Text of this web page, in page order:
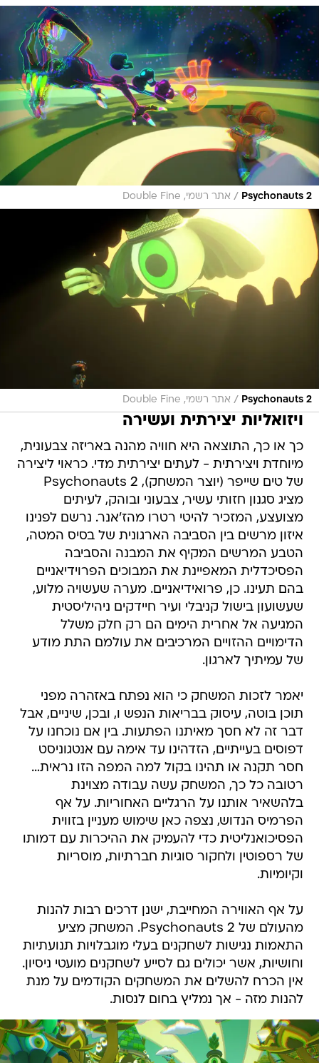
Psychonauts 2
/ אתר רשמי, Double Fine
Psychonauts 2
/ אתר רשמי, Double Fine
ויזואליות יצירתית ועשירה
כך או כך, התוצאה היא חוויה מהנה באריזה צבעונית,
מיוחדת ויצירתית - לעתים יצירתית מדי. כראוי ליצירה
של טים שייפר (יוצר המשחק), Psychonauts 2
מציג סגנון חזותי עשיר, צבעוני ובוהק, לעיתים
מצועצע, המזכיר להיטי רטרו מהז'אנר. נרשם לפנינו
איזון מרשים בין הסביבה הארגונית של בסיס המטה,
הטבע המרשים המקיף את המבנה והסביבה
הפסיכדלית המאפיינת את המבוכים הפרוידיאניים
בהם תעינו. כן, פרואידיאניים. מערה שעשויה מלוע,
שעשועון בישול קניבלי ועיר חיידקים ניהיליסטית
המגיעה אל אחרית הימים הם רק חלק משלל
הדימויים ההזויים המרכיבים את עולמם התת מודע
של עמיתיך לארגון.
יאמר לזכות המשחק כי הוא נפתח באזהרה מפני
תוכן בוטה, עיסוק בבריאות הנפש ו, ובכן, שיניים, אבל
דבר זה לא חסך מאיתנו הפתעות. בין אם נוכחנו על
דפוסים בעייתיים, הזדהינו עד אימה עם אנטגוניסט
חסר תקנה או תהינו בקול למה המפה הזו נראית…
רטובה כל כך, המשחק עשה עבודה מצוינת
בלהשאיר אותנו על הרגליים האחוריות. על אף
הפרמיס הנדוש, נצפה כאן שימוש מעניין בזווית
הפסיכואנליטית כדי להעמיק את ההיכרות עם דמותו
של רספוטין ולחקור סוגיות חברתיות, מוסריות
וקיומיות.
על אף האווירה המחייבת, ישנן דרכים רבות להנות
מהעולם של Psychonauts 2. המשחק מציע
התאמות נגישות לשחקנים בעלי מוגבלויות תנועתיות
וחושיות, אשר יכולים גם לסייע לשחקנים מועטי ניסיון.
אין הכרח להשלים את המשחקים הקודמים על מנת
להנות מזה - אך נמליץ בחום לנסות.